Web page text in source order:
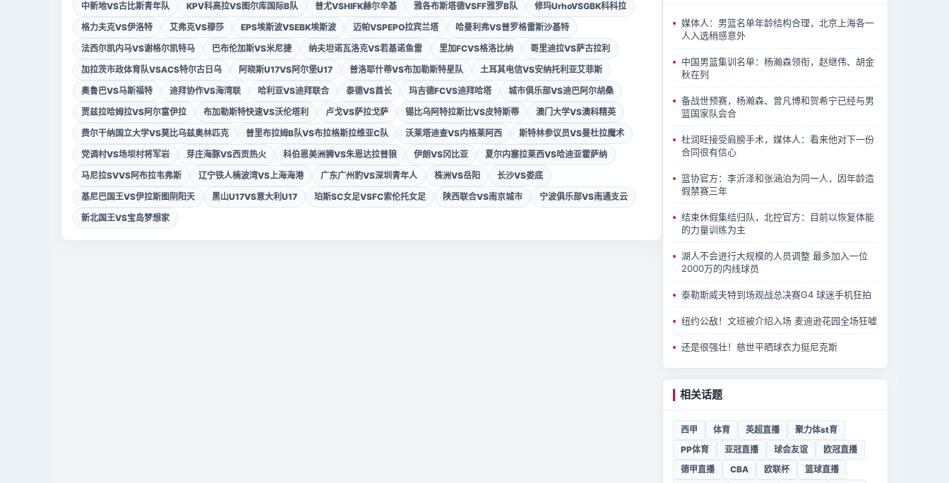
中新地VS古比斯青年队
KPV科高拉VS图尔库国际B队 普尤VSHIFK赫尔辛基 雅各布斯塔德VSFF雅罗B队
修玛UrhoVSGBK科科拉
格力夫克VS伊洛特
艾弗克VS穆莎 EPS埃斯波VSEBK埃斯波 迈帕VSPEPO拉宾兰塔
哈曼利弗VS普罗格雷斯沙基特
法西尔凯内马VS谢格尔凯特马
巴布伦加斯VS米尼捷 纳夫坦诺瓦洛克VS若基诺鱼雷 里加FCVS格洛比纳
哥里迪拉VS萨古拉利
加拉茨市政体育队VSACS特尔古日乌
阿晓斯U17VS阿尔堡U17 普洛耶什蒂VS布加勒斯特星队
土耳其电信VS安纳托利亚艾菲斯
奥鲁巴VS马斯福特
迪拜协作VS海湾联 哈利亚VS迪拜联合 泰德VS酋长 玛吉德FCVS迪拜哈塔
城市俱乐部VS迪巴阿尔胡桑
贾兹拉哈姆拉VS阿尔富伊拉
布加勒斯特快速VS沃伦塔利 卢戈VS萨拉戈萨 锡比乌阿特拉斯比VS皮特斯蒂
澳门大学VS澳科精英
费尔干纳国立大学VS莫比乌兹奥林匹克
普里布拉姆B队VS布拉格斯拉维亚C队 沃莱塔迪查VS内格莱阿西
斯特林参议员VS曼杜拉魔术
党调村VS场坝村将军岩
芽庄海豚VS西贡热火 科伯恩美洲狮VS朱恩达拉普狼 伊朗VS冈比亚
夏尔内塞拉莱西VS哈迪亚霍萨纳
马尼拉SVVS阿布拉韦弗斯
辽宁铁人楠波湾VS上海海港 广东广州豹VS深圳青年人 株洲VS岳阳
长沙VS娄底
基尼巴国王VS伊拉斯图阴阳天
黑山U17VS意大利U17 珀斯SC女足VSFC索伦托女足 陕西联合VS南京城市
宁波俱乐部VS南通支云
新北国王VS宝岛梦想家
媒体人：男篮名单年龄结构合理，北京上海各一
人入选稍感意外
中国男篮集训名单：杨瀚森领衔，赵继伟、胡金
秋在列
备战世预赛，杨瀚森、曾凡博和贺希宁已经与男
篮国家队会合
杜润旺接受肩膀手术，媒体人：看来他对下一份
合同很有信心
篮协官方：李沂泽和张涵泊为同一人，因年龄造
假禁赛三年
结束休假集结归队，北控官方：目前以恢复体能
的力量训练为主
湖人不会进行大规模的人员调整 最多加入一位
2000万的内线球员
泰勒斯威夫特到场观战总决赛G4 球迷手机狂拍
纽约公敌！文班被介绍入场 麦迪逊花园全场狂嘘
还是很强壮！慈世平晒球衣力挺尼克斯
相关话题
西甲 体育 英超直播
聚力体st育
PP体育
亚冠直播 球会友谊
欧冠直播
德甲直播
CBA 欧联杯
篮球直播